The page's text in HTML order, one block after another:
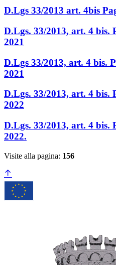
D.Lgs 33/2013 art. 4bis
D.Lgs. 33/2013, art. 4 bis.
2021
D.Lgs 33/2013, art. 4 bis.
2021
D.Lgs. 33/2013, art. 4 bis.
2022
D.Lgs. 33/2013, art. 4 bis.
2022.
Visite alla pagina: 156